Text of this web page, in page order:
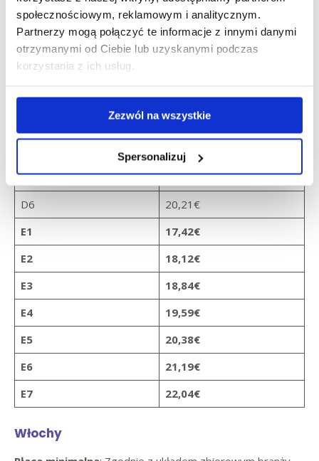
społecznościowym, reklamowym i analitycznym.
Partnerzy mogą połączyć te informacje z innymi danymi
otrzymanymi od Ciebie lub uzyskanymi podczas
korzystania z ich usług.
Zezwól na wszystkie
Spersonalizuj
Grupa
Stawka godzinowa
D1
D2
17,27€
17,96€
18,68€
D5
19,43€
D6
20,21€
E1
17,42€
E2
18,12€
E3
18,84€
E4
19,59€
E5
20,38€
E6
21,19€
E7
22,04€
Włochy